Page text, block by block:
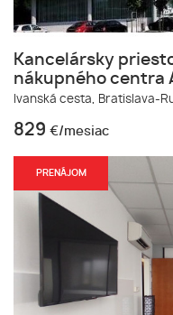
Kancelársky
nákupného centra
Ivanská cesta, Bratislava-
829 €/mesiac
PRENÁJOM